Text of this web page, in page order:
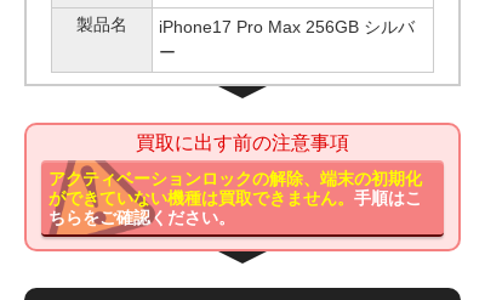
製品名
iPhone17 Pro Max 256GB シルバ
ー
買取に出す前の注意事項
アクティベーションロックの解除、端末の初期化
ができていない機種は買取できません。手順はこ
ちらをご確認ください。